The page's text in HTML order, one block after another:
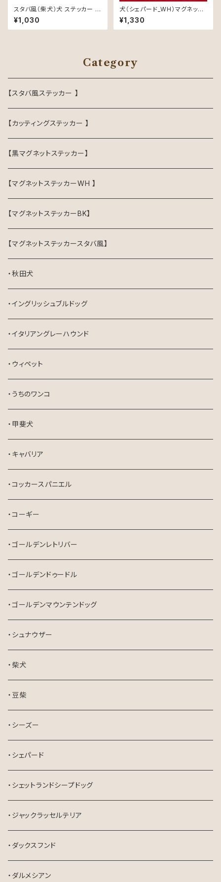
スタバ風（柴犬）犬 ステッカー 防
水 車用
¥1,030
犬（シェパード_WH）マグネット
ステッカー 防水 車用
¥1,330
Category
【スタバ風ステッカー 】
【カッティングステッカー 】
【黒マグネットステッカー】
【マグネットステッカーWH 】
【マグネットステッカーBK】
【マグネットステッカースタバ風】
・秋田犬
・イングリッシュブルドッグ
・イタリアングレーハウンド
・ウィペット
・うちのワンコ
・甲斐犬
・キャバリア
・コッカースパニエル
・コーギー
・ゴールデンレトリバー
・ゴールデンドゥードル
・ゴールデンマウンテンドッグ
・シュナウザー
・柴犬
・豆柴
・シーズー
・シェパード
・シェットランドシープドッグ
・ジャックラッセルテリア
・ダックスフンド
・ダルメシアン